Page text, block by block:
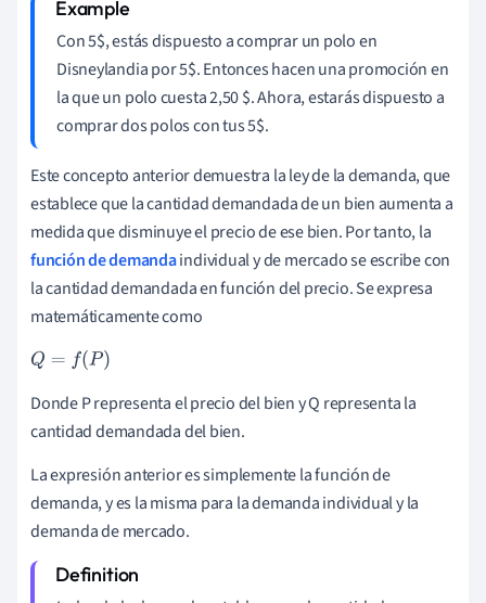
Con 5$, estás dispuesto a comprar un polo en
Disneylandia por 5$. Entonces hacen una promoción en
la que un polo cuesta 2,50 $. Ahora, estarás dispuesto a
comprar dos polos con tus 5$.
Este concepto anterior demuestra la ley de la demanda, que
establece que la cantidad demandada de un bien aumenta a
medida que disminuye el precio de ese bien. Por tanto, la
función de demandaindividual y de mercado se escribe con
la cantidad demandada en función del precio. Se expresa
matemáticamente como
Q= f(P )
Donde P representa el precio del bien y Q representa la
cantidad demandada del bien.
La expresión anterior es simplemente la función de
demanda, y es la misma para la demanda individual y la
demanda de mercado.